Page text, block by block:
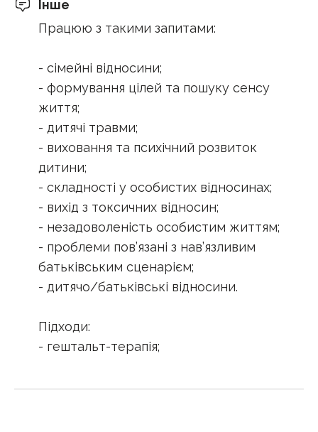
Інше
Працюю з такими запитами:
- сімейні відносини;
- формування цілей та пошуку сенсу
життя;
- дитячі травми;
- виховання та психічний розвиток
дитини;
- складності у особистих відносинах;
- вихід з токсичних відносин;
- незадоволеність особистим життям;
- проблеми пов’язані з нав’язливим
батьківським сценарієм;
- дитячо/батьківські відносини.
Підходи:
- гештальт-терапія;